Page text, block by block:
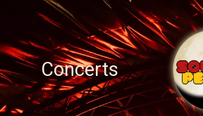
Concerts